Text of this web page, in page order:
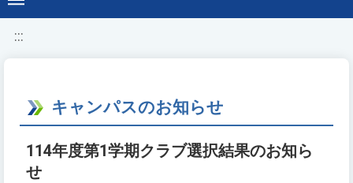
:::
キャンパスのお知らせ
114年度第1学期クラブ選択結果のお知ら
せ